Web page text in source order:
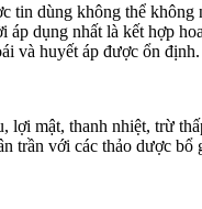
tin dùng không thể
dụng nhất là kết hợp
và huyết áp được ổn định.
mật, thanh nhiệt, trừ
trần với các thảo dược